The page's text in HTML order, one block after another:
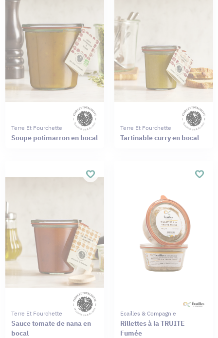
Terre Et Fourchette
Soupe potimarron en bocal
Terre Et Fourchette
Tartinable curry en bocal
Terre Et Fourchette
Sauce tomate de nana en
bocal
Ecailles & Compagnie
Rillettes à la TRUITE
Fumée